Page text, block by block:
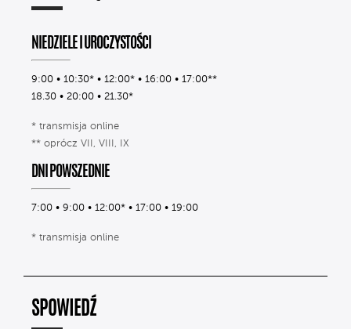
NIEDZIELE I UROCZYSTOŚCI
9:00 • 10:30* • 12:00* • 16:00 • 17:00**
18.30 • 20:00 • 21.30*
* transmisja online
** oprócz VII, VIII, IX
DNI POWSZEDNIE
7:00 • 9:00 • 12:00* • 17:00 • 19:00
* transmisja online
SPOWIEDŹ